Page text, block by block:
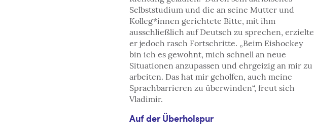
Selbststudium und die an seine Mutter und
Kolleg*innen gerichtete Bitte, mit ihm
ausschließlich auf Deutsch zu sprechen, erzielte
er jedoch rasch Fortschritte. „Beim Eishockey
bin ich es gewohnt, mich schnell an neue
Situationen anzupassen und ehrgeizig an mir zu
arbeiten. Das hat mir geholfen, auch meine
Sprachbarrieren zu überwinden“, freut sich
Vladimir.
Auf der Überholspur